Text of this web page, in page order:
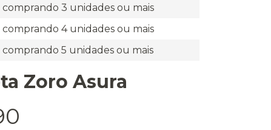
comprando 3 unidades ou mais
comprando 4 unidades ou mais
comprando 5 unidades ou mais
Zoro Asura